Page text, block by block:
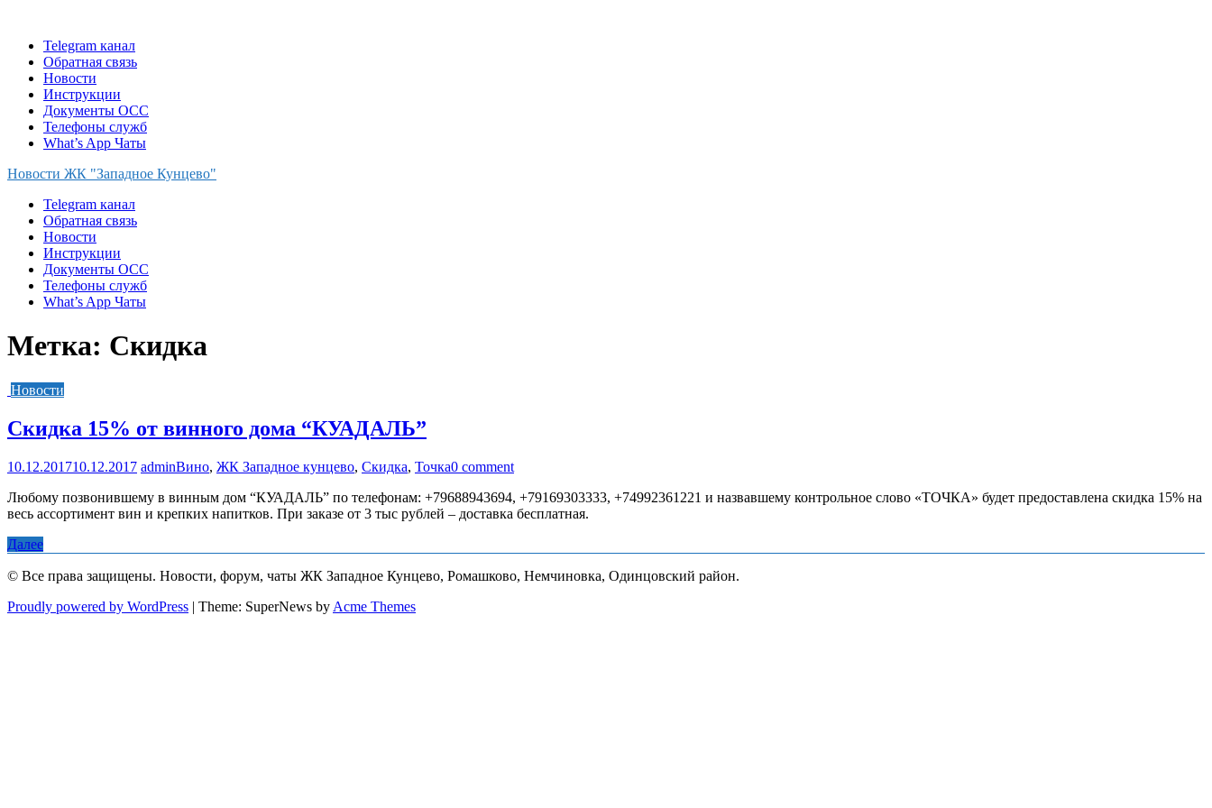
contentTelegram канал
Обратная связь
Новости
Инструкции
Документы ОСС
Телефоны служб
What’s App Чаты
Новости ЖК "Западное Кунцево"
Telegram канал
Обратная связь
Новости
Инструкции
Документы ОСС
Телефоны служб
What’s App Чаты
Метка: Скидка
Новости
Скидка 15% от винного дома “КУАДАЛЬ”
10.12.201710.12.2017 adminВино, ЖК Западное кунцево, Скидка, Точка0 comment
Любому позвонившему в винным дом “КУАДАЛЬ” по телефонам: +79688943694, +79169303333, +74992361221 и назвавшему контрольное слово «ТОЧКА» будет предоставлена скидка 15% на
весь ассортимент вин и крепких напитков. При заказе от 3 тыс рублей – доставка бесплатная.
Далее
© Все права защищены. Новости, форум, чаты ЖК Западное Кунцево, Ромашково, Немчиновка, Одинцовский район.
Proudly powered by WordPress | Theme: SuperNews by Acme Themes